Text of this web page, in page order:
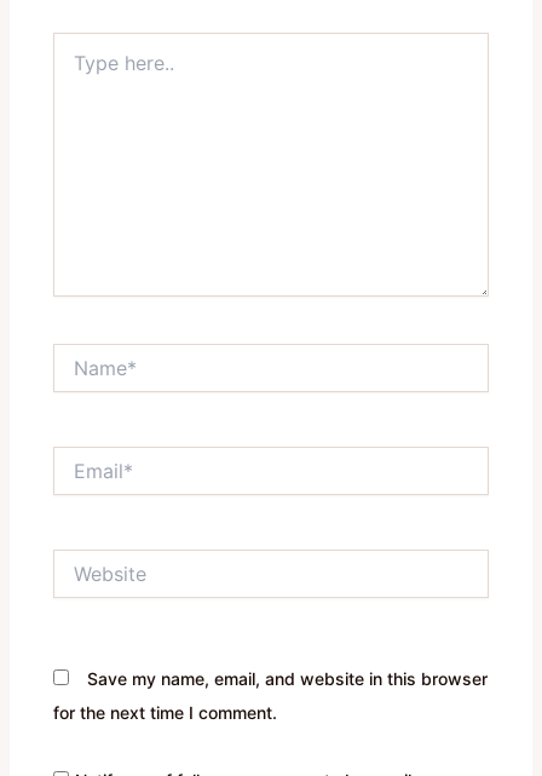
here..
Save my name, email, and website in this browser
for the next time I comment.